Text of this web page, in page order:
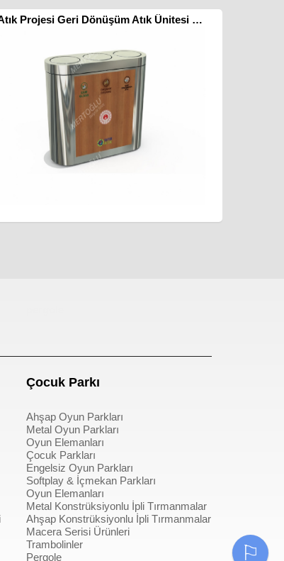
Projesi Geri Dönüşüm Atık Ünitesi Mak-632d Üçlü
Çocuk Parkı
Ahşap Oyun Parkları
Metal Oyun Parkları
Oyun Elemanları
Çocuk Parkları
Engelsiz Oyun Parkları
Softplay & İçmekan Parkları
Oyun Elemanları
Metal Konstrüksiyonlu İpli Tırmanmalar
Ahşap Konstrüksiyonlu İpli Tırmanmalar
Macera Serisi Ürünleri
Trambolinler
Pergole
⚐